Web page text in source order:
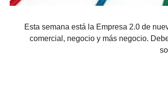
Esta semana está la Empresa 2.0 de
comercial, negocio y más negocio.